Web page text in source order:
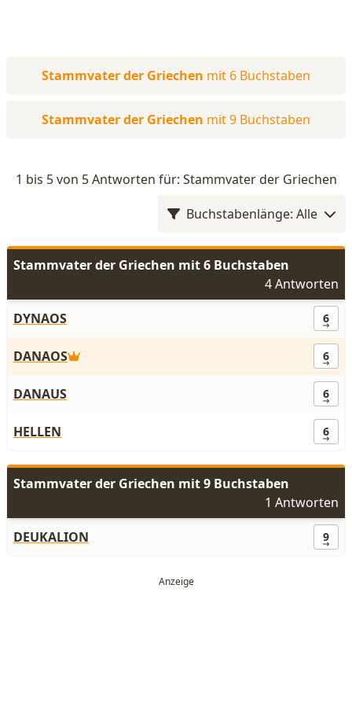
Stammvater der Griechen mit 6 Buchstaben
Stammvater der Griechen mit 9 Buchstaben
1 bis 5 von 5 Antworten für: Stammvater der Griechen
Buchstabenlänge: Alle
Stammvater der Griechen mit 6 Buchstaben
4 Antworten
DYNAOS
6
DANAOS 6
DANAUS 6
HELLEN 6
Stammvater der Griechen mit 9 Buchstaben
1 Antworten
DEUKALION
9